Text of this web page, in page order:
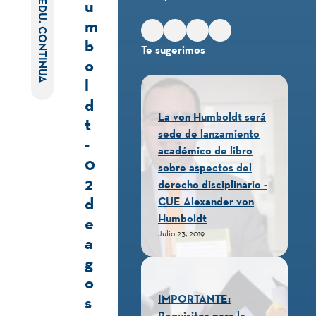
u
m
b
o
l
d
t
-
0
2
d
e
a
g
o
s
Te sugerimos
La von Humboldt será
sede de lanzamiento
académico de libro
sobre aspectos del
derecho disciplinario -
CUE Alexander von
Humboldt
Julio 23, 2019
IMPORTANTE:
EDU. CONTINUA